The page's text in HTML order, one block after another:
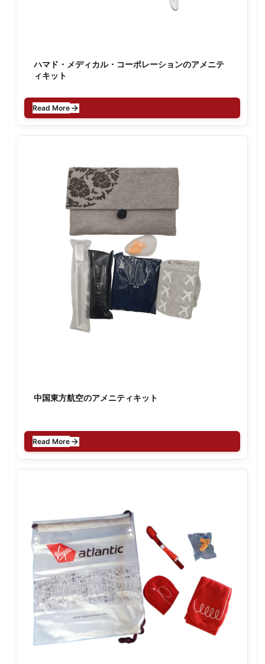
ハマド・メディカル・コーポレーションのアメニテ
ィキット
Read More
中国東方航空のアメニティキット
Read More